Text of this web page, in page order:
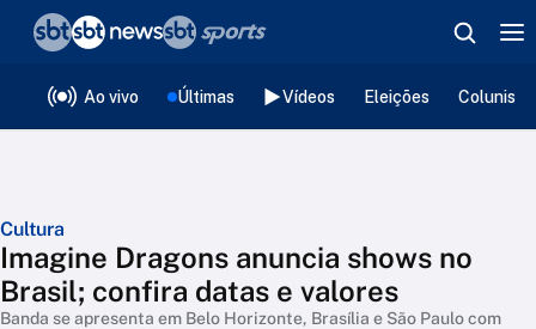
Ao vivo Últimas Vídeos Eleições
Cultura
Imagine Dragons anuncia shows no
Brasil; confira datas e valores
Banda se apresenta em Belo Horizonte, Brasília e São Paulo com
❮voltar
Editorias